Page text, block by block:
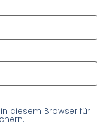
diesem Browser für